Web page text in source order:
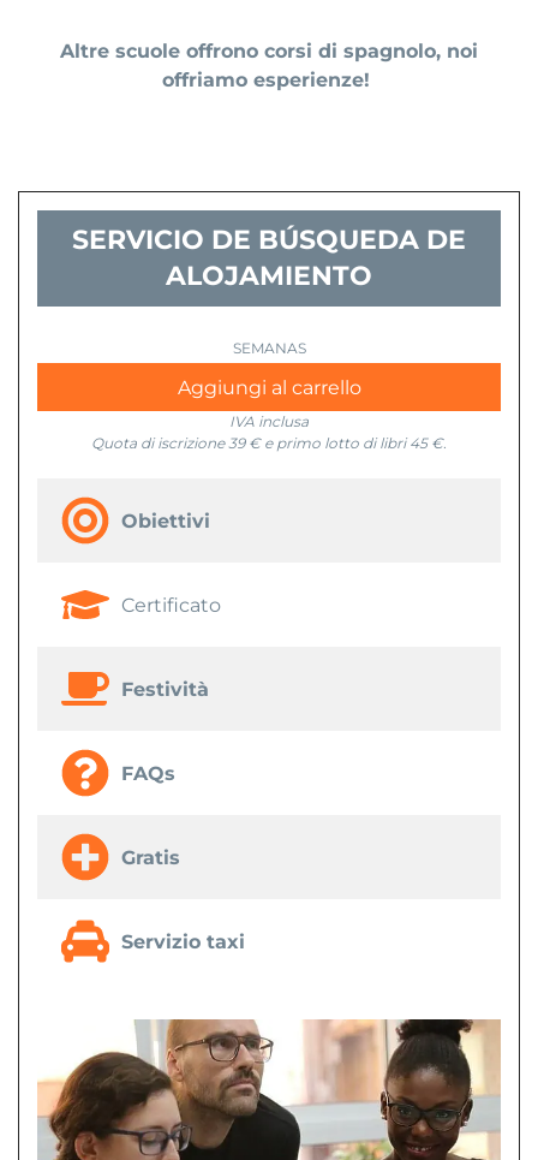
Altre scuole offrono corsi di spagnolo, noi
offriamo esperienze!
SERVICIO DE BÚSQUEDA DE
ALOJAMIENTO
Servicio
de
de
Aggiungi al carrello
IVA inclusa
Quota di iscrizione 39 € e primo lotto di libri 45 €.
Obiettivi
Certificato
Festività
FAQs
Gratis
Servizio taxi